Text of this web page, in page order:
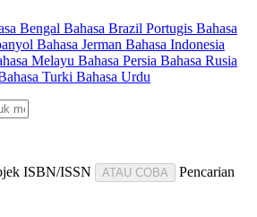
Bengal Bahasa Brazil Portugis Bahasa
Bahasa Jerman Bahasa Indonesia
Melayu Bahasa Persia Bahasa Rusia
Turki Bahasa Urdu
ISBN/ISSN ATAU COBA
Pencarian